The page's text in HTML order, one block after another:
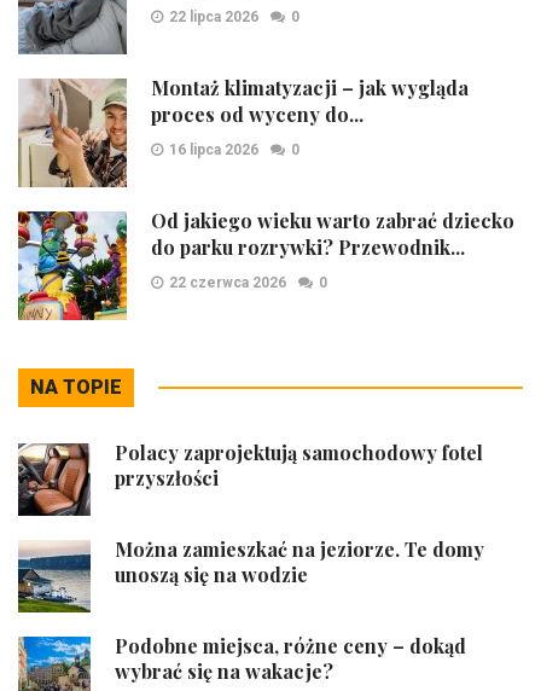
22 lipca 2026 0
Montaż klimatyzacji – jak wygląda
proces od wyceny do...
16 lipca 2026 0
Od jakiego wieku warto zabrać dziecko
do parku rozrywki? Przewodnik...
22 czerwca 2026 0
NA TOPIE
Polacy zaprojektują samochodowy fotel
przyszłości
Można zamieszkać na jeziorze. Te domy
unoszą się na wodzie
Podobne miejsca, różne ceny – dokąd
wybrać się na wakacje?